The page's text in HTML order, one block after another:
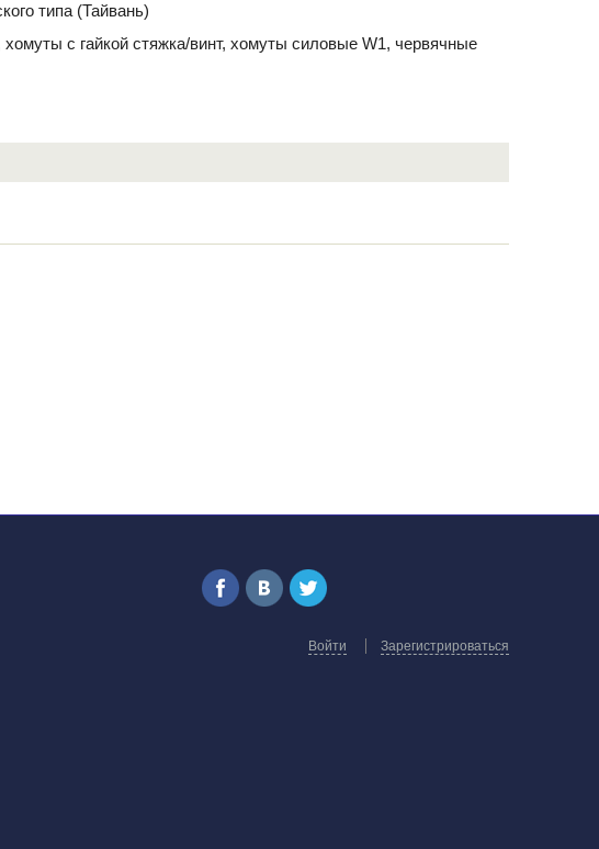
типа (Тайвань)
хомуты с гайкой стяжка/винт, хомуты силовые W1, червячные
Войти Зарегистрироваться